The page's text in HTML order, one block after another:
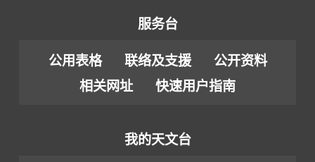
服务台
公用表格 联络及支援
公开资料
相关网址
快速用户指南
我的天文台